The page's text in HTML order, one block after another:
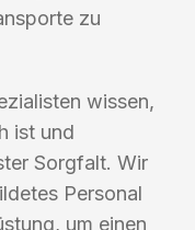
zu
wissen,
ist und
Sorgfalt. Wir
Personal
um einen